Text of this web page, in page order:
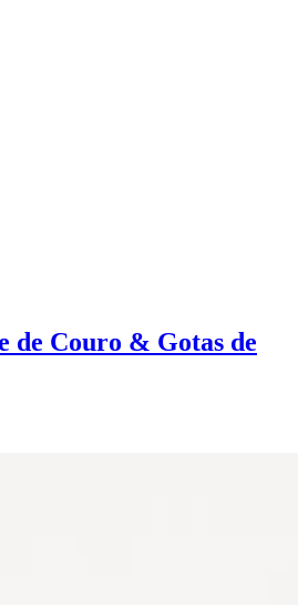
de Couro & Gotas de